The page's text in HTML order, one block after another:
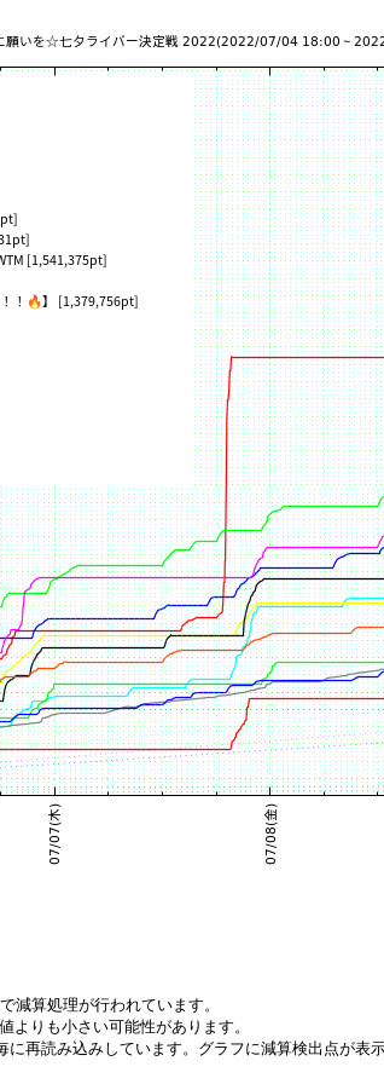
減算処理が行われています。
よりも小さい可能性があります。
再読み込みしています。グラフに減算検出点が